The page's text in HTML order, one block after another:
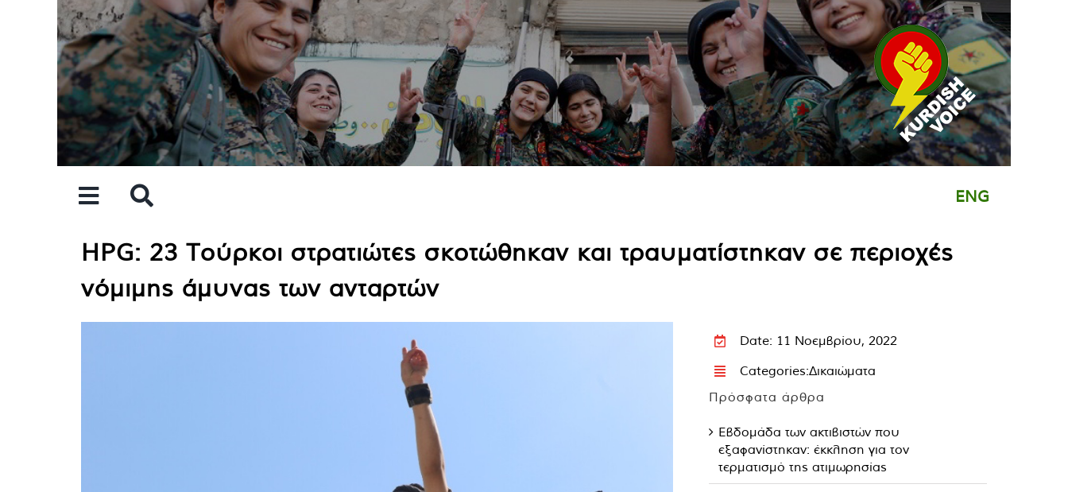
ENG
HPG: 23 Τούρκοι στρατιώτες σκοτώθηκαν και τραυματίστηκαν σε περιοχές
νόμιμης άμυνας των ανταρτών
Date: 11 Νοεμβρίου, 2022
Categories:Δικαιώματα
Πρόσφατα άρθρα
Εβδομάδα των ακτιβιστών που
εξαφανίστηκαν: έκκληση για τον
τερματισμό της ατιμωρησίας